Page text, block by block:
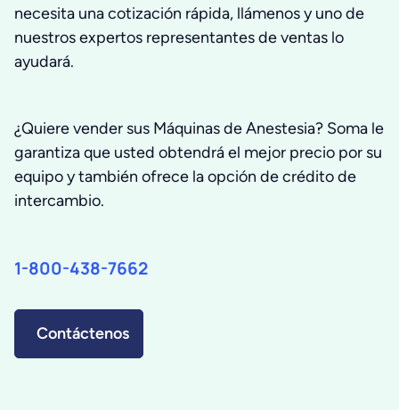
necesita una cotización rápida, llámenos y uno de
nuestros expertos representantes de ventas lo
ayudará.
¿Quiere vender sus Máquinas de Anestesia? Soma le
garantiza que usted obtendrá el mejor precio por su
equipo y también ofrece la opción de crédito de
intercambio.
1-800-438-7662
Contáctenos